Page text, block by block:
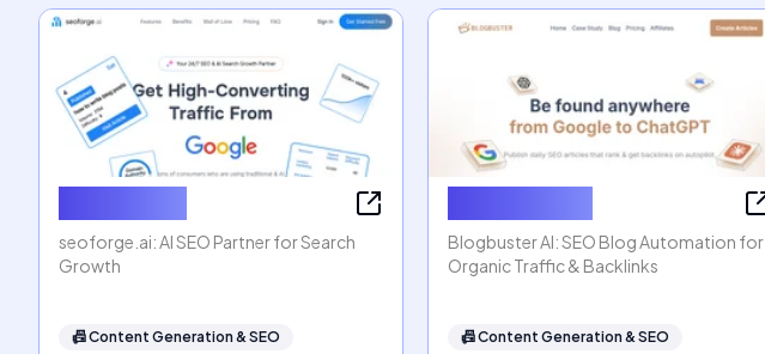
seoforge.ai: AI SEO Partner for Search
Growth
📠Content Generation & SEO
Blogbuster AI: SEO Blog Automation for
Organic Traffic & Backlinks
📠Content Generation & SEO